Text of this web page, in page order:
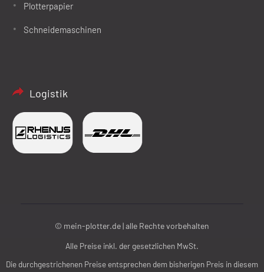
Plotterpapier
Schneidemaschinen
Logistik
© mein-plotter.de | alle Rechte vorbehalten
Alle Preise inkl. der gesetzlichen MwSt.
Die durchgestrichenen Preise entsprechen dem bisherigen Preis in diesem